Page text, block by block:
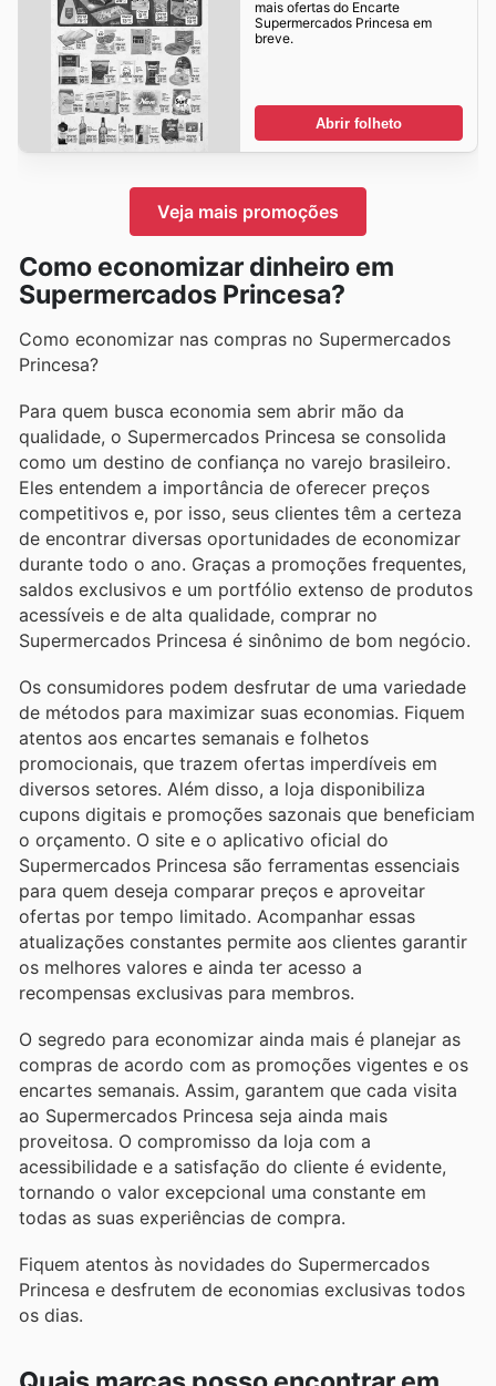
mais ofertas do Encarte
Supermercados Princesa em
breve.
Abrir folheto
Veja mais promoções
Como economizar dinheiro em
Supermercados Princesa?
Como economizar nas compras no Supermercados
Princesa?
Para quem busca economia sem abrir mão da
qualidade, o Supermercados Princesa se consolida
como um destino de confiança no varejo brasileiro.
Eles entendem a importância de oferecer preços
competitivos e, por isso, seus clientes têm a certeza
de encontrar diversas oportunidades de economizar
durante todo o ano. Graças a promoções frequentes,
saldos exclusivos e um portfólio extenso de produtos
acessíveis e de alta qualidade, comprar no
Supermercados Princesa é sinônimo de bom negócio.
Os consumidores podem desfrutar de uma variedade
de métodos para maximizar suas economias. Fiquem
atentos aos encartes semanais e folhetos
promocionais, que trazem ofertas imperdíveis em
diversos setores. Além disso, a loja disponibiliza
cupons digitais e promoções sazonais que beneficiam
o orçamento. O site e o aplicativo oficial do
Supermercados Princesa são ferramentas essenciais
para quem deseja comparar preços e aproveitar
ofertas por tempo limitado. Acompanhar essas
atualizações constantes permite aos clientes garantir
os melhores valores e ainda ter acesso a
recompensas exclusivas para membros.
O segredo para economizar ainda mais é planejar as
compras de acordo com as promoções vigentes e os
encartes semanais. Assim, garantem que cada visita
ao Supermercados Princesa seja ainda mais
proveitosa. O compromisso da loja com a
acessibilidade e a satisfação do cliente é evidente,
tornando o valor excepcional uma constante em
todas as suas experiências de compra.
Fiquem atentos às novidades do Supermercados
Princesa e desfrutem de economias exclusivas todos
os dias.